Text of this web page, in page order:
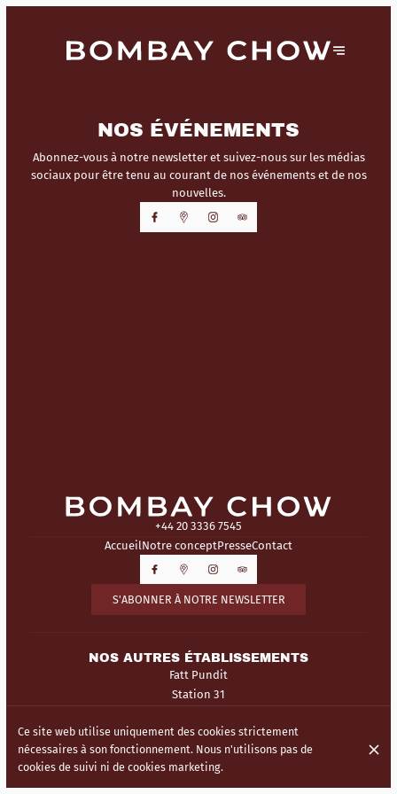
NOS ÉVÉNEMENTS
Abonnez-vous à notre newsletter et suivez-nous sur les médias
sociaux pour être tenu au courant de nos événements et de nos
nouvelles.
+44 20 3336 7545
AccueilNotre conceptPresseContact
S'ABONNER À NOTRE NEWSLETTER
NOS AUTRES ÉTABLISSEMENTS
Fatt Pundit
Station 31
© Bombay Chow 2026
Mentions légales
Protection des données
Paramètres des cookies
Ce site web utilise uniquement des cookies strictement
nécessaires à son fonctionnement. Nous n'utilisons pas de
cookies de suivi ni de cookies marketing.